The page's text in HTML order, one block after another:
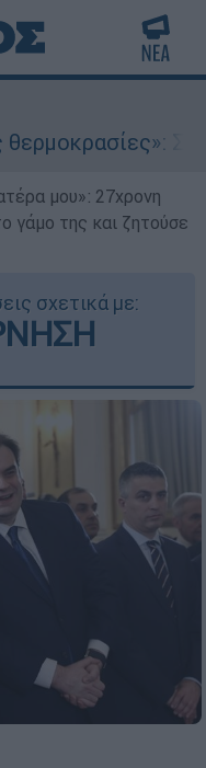
Σε δραματικές
μου»: 27χρονη
γάμο της και ζητούσε
σχετικά με: